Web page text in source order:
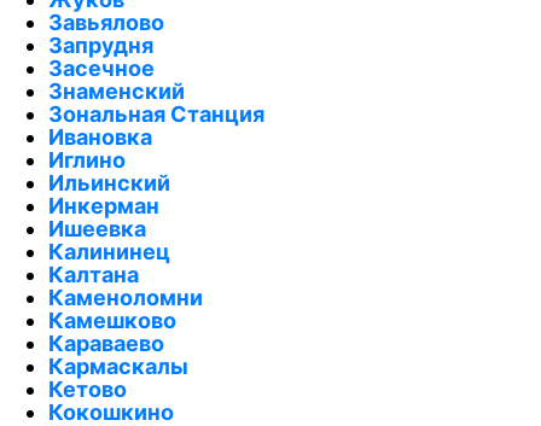
Завьялово
Запрудня
Засечное
Знаменский
Зональная Станция
Ивановка
Иглино
Ильинский
Инкерман
Ишеевка
Калининец
Калтана
Каменоломни
Камешково
Караваево
Кармаскалы
Кетово
Кокошкино